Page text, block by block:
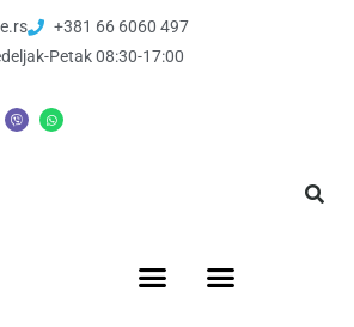
+381 66 6060 497
Petak 08:30-17:00